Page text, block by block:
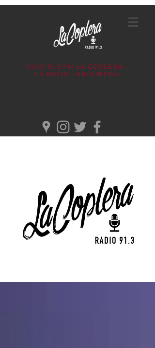
VIVO 91.3 FM LA COPLERA -
LA RIOJA - ARGENTINA